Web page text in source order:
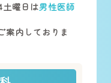
土曜日は男性医師
案内しておりま